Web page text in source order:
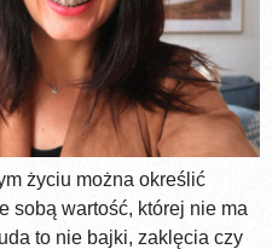
życiu można określić
sobą wartość, której nie ma
to nie bajki, zaklęcia czy